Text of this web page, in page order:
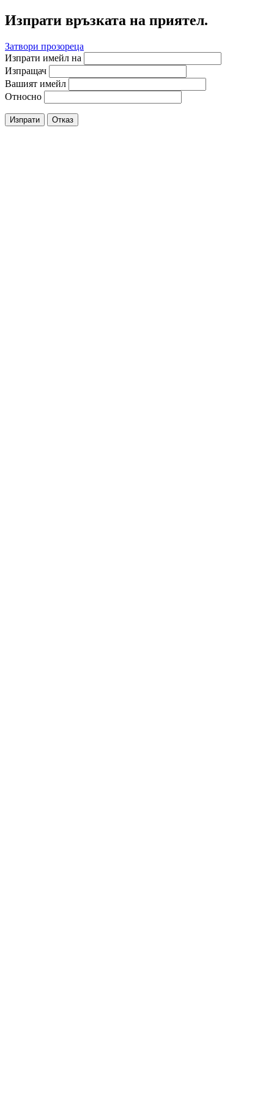
Изпрати връзката на приятел.
Затвори прозореца
Изпрати имейл на
Изпращач
Вашият имейл
Относно
Изпрати Отказ